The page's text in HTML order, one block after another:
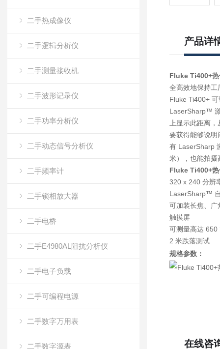
二手热成像仪
二手逻辑分析仪
二手测量接收机
二手波形记录仪
二手功率分析仪
二手动态信号分析仪
二手频率计
二手锁相放大器
二手电桥
二手E4980AL阻抗分析仪
二手电子负载
二手可编程电源
二手数字万用表
二手数字源表
产品详
Fluke Ti400+热
全高效地保持工
Fluke Ti400+
LaserSharp™
上显示此距离
要获得能够说明
有 LaserSharp
米），也能拍摄
Fluke Ti400+热
320 x 240 分辨
LaserSharp™
可加装长焦、广
触摸屏
可测量高达 650
2 米跌落测试
规格参数：
在线咨